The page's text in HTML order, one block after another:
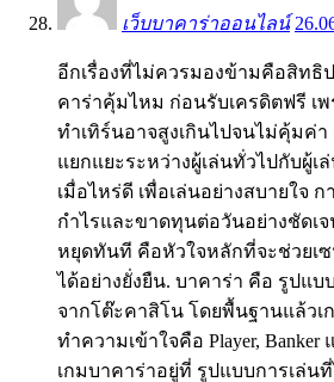
เว็บบาคาร่าออนไลน์
อีกเรื่องที่ไม่ควรมองข้ามคือสิทธิ
คาร่าคุ้มไหม ก่อนรับเครดิตฟรี เพ
ทำเทิร์นอาจสูงเกินไปจนไม่คุ้มค่า
แยกแยะระหว่างผู้เล่นทั่วไปกับผู้
เมื่อไหร่ดี เพื่อเล่นอย่างสบายใจ
กำไรและขาดทุนต่อวันอย่างชัดเจ
หยุดทันที คือหัวใจหลักที่จะช่วยเ
ได้อย่างยั่งยืน. บาคาร่า คือ รูปแ
จากโต๊ะคาสิโน โดยพื้นฐานแล้วเ
ทำความเข้าใจคือ Player, Banker
เกมบาคาร่าอยู่ที่ รูปแบบการเล่น